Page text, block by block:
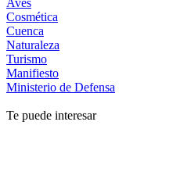
Aves
Cosmética
Cuenca
Naturaleza
Turismo
Manifiesto
Ministerio de Defensa
Te puede interesar